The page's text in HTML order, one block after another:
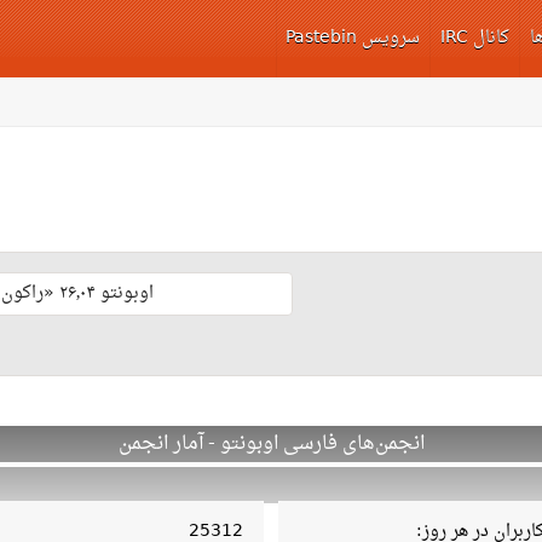
کانال IRC سرویس Pastebin
اوبونتو ۲۶٫۰۴ «راکون ثابت‌قدم» با پشتیبانی بلند مدّت منتشر شد 🎊
انجمن‌های فارسی اوبونتو - آمار انجمن
25312 در هر روز: